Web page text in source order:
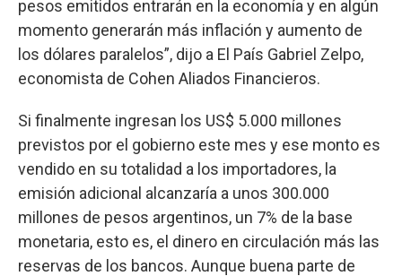
pesos emitidos entrarán en la economía y en algún
momento generarán más inflación y aumento de
los dólares paralelos”, dijo a El País Gabriel Zelpo,
economista de Cohen Aliados Financieros.
Si finalmente ingresan los US$ 5.000 millones
previstos por el gobierno este mes y ese monto es
vendido en su totalidad a los importadores, la
emisión adicional alcanzaría a unos 300.000
millones de pesos argentinos, un 7% de la base
monetaria, esto es, el dinero en circulación más las
reservas de los bancos. Aunque buena parte de